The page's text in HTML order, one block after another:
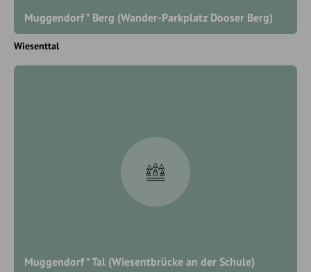
Muggendorf * Berg (Wander-Parkplatz Dooser Berg)
Wiesenttal
Muggendorf * Tal (Wiesentbrücke an der Schule)